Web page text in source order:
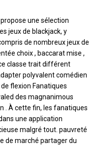
une sélection
jeux de blackjack, y
de nombreux jeux de
choix , baccarat mise ,
classe trait différent
polyvalent comédien
flexion Fanatiques
des magnanimous
. À cette fin, les fanatiques
une application
malgré tout. pauvreté
de marché partager du